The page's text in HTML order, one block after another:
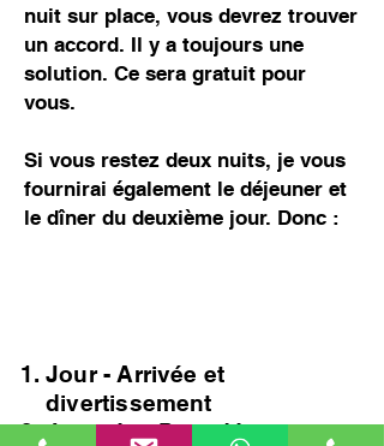
nuit sur place, vous devrez trouver
un accord. Il y a toujours une
solution. Ce sera gratuit pour
vous.
Si vous restez deux nuits, je vous
fournirai également le déjeuner et
le dîner du deuxième jour. Donc :
Jour - Arrivée et
divertissement
Journée - Petit-déjeuner,